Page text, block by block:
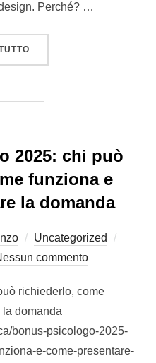
Perché? …
“INTERIOR WALL
2025: chi può
funziona e
la domanda
Uncategorized
commento
richiederlo, come
domanda
bonus-psicologo-2025-
e-come-presentare-